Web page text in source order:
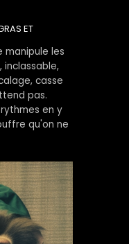
ET
manipule les
inclassable,
casse
pas.
en y
qu'on ne